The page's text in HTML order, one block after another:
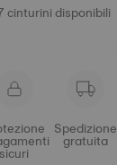
cinturini disponibili
sicuri
Spedizione
gratuita